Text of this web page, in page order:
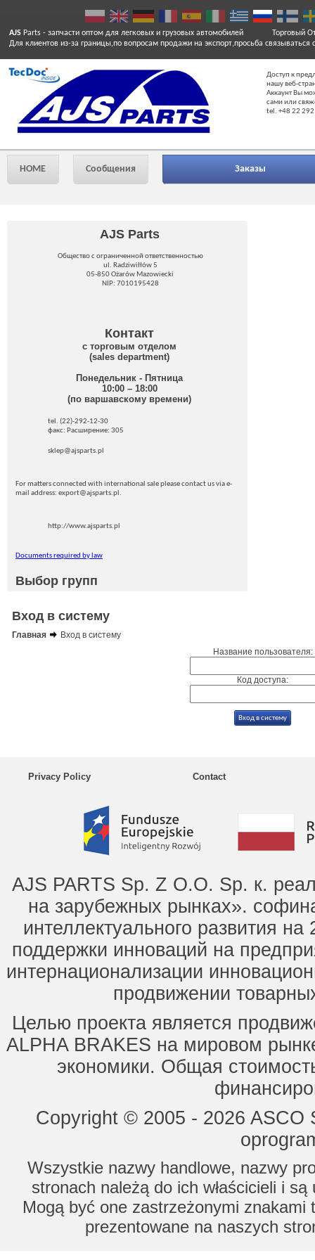
AJS Parts - запчасти оптом для легковых и грузовых автомобилей
Для клиентов из-за границы,по вопросам продажи на экспорт,просьба связываться
Торговый
Доступ к
нашу веб-
Аккаунт Вы
сами или
tel. +48 22
HOME Сообщения Заказы
AJS Parts
Общество с ограниченной ответственностью
ul. Radziwiłłów 5
05-850 Ożarów Mazowiecki
NIP: 7010195428
Контакт
с торговым отделом
(sales department)
Понедельник - Пятница
10:00 – 18:00
(по варшавскому времени)
tel. (22)-292-12-30
факс: Pасширение: 305
sklep@ajsparts.pl
For matters connected with international sale please contact us via e-
mail address: export@ajsparts.pl.
http://www.ajsparts.pl
Documents required by law
Выбор групп
Вход в систему
Главная
Вход в систему
Название пользователя:
Код доступа:
Privacy Policy Contact
AJS PARTS Sp. Z O.O. Sp. к.
на зарубежных рынках».
интеллектуального развития
поддержки инноваций на
интернационализации
продвижении
Целью проекта является
ALPHA BRAKES на мировом
экономики. Общая
Copyright © 2005 - 2026
Wszystkie nazwy handlowe, nazwy
stronach należą do ich właścicieli i
Mogą być one zastrzeżonymi znakami
prezentowane na naszych